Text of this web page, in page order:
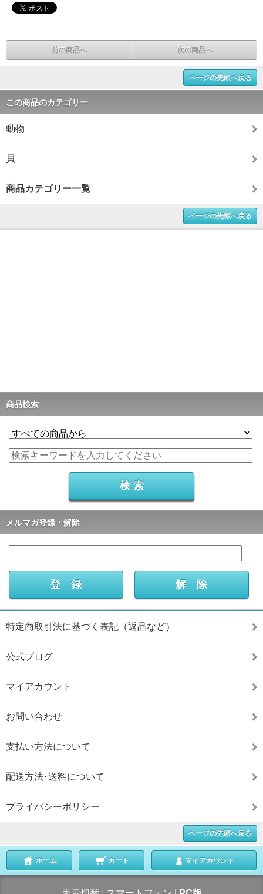
前の商品へ 次の商品へ
ページの先頭へ戻る
この商品のカテゴリー
動物
貝
商品カテゴリー一覧
ページの先頭へ戻る
商品検索
メルマガ登録・解除
特定商取引法に基づく表記（返品など）
公式ブログ
マイアカウント
お問い合わせ
支払い方法について
配送方法･送料について
プライバシーポリシー
ページの先頭へ戻る
ホーム カート マイアカウント